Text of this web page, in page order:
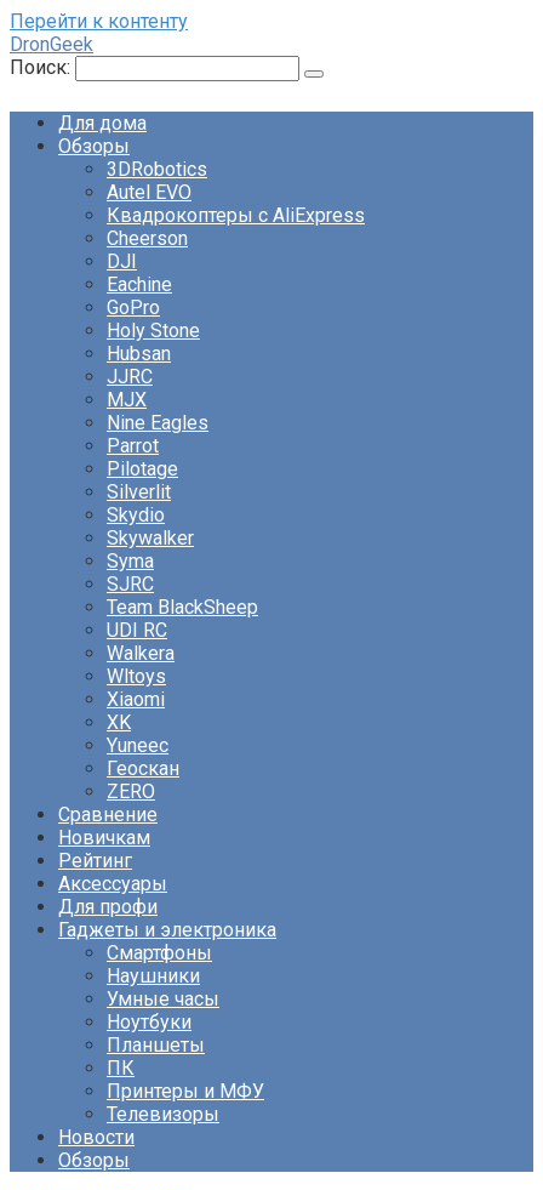
Перейти к контенту
DronGeek
Поиск:
Для дома
Обзоры
3DRobotics
Autel EVO
Квадрокоптеры с AliExpress
Cheerson
DJI
Eachine
GoPro
Holy Stone
Hubsan
JJRC
MJX
Nine Eagles
Parrot
Pilotage
Silverlit
Skydio
Skywalker
Syma
SJRC
Team BlackSheep
UDI RC
Walkera
Wltoys
Xiaomi
XK
Yuneec
Геоскан
ZERO
Сравнение
Новичкам
Рейтинг
Аксессуары
Для профи
Гаджеты и электроника
Смартфоны
Наушники
Умные часы
Ноутбуки
Планшеты
ПК
Принтеры и МФУ
Телевизоры
Новости
Обзоры